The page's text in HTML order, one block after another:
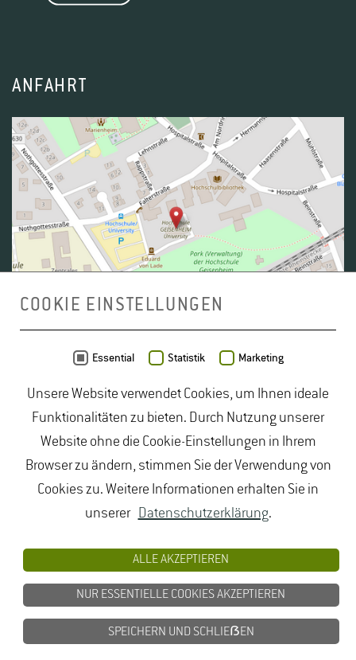
ANFAHRT
OpenStreetMap - Veröffentlicht unterODbL
duales Studium Gartenbau| Gartenbau Studium|
Lebensmittelrecht Studium|Lebensmittelsicherheit
Studium| Naturschutz Studium|Oenologie
Studium| Studiengang Logistik|Studiengänge
Lebensmittel |Studiengänge Natur| Studiengänge
Studium Landschaftsarchitektur
Studium Lebensmittel|Studium
Lebensmittelsicherheit|Studium Logistik|Studium
Studium Naturschutz|Studium
COOKIE EINSTELLUNGEN
Essential Statistik Marketing
Unsere Website verwendet Cookies, um Ihnen ideale
Funktionalitäten zu bieten. Durch Nutzung unserer
Website ohne die Cookie-Einstellungen in Ihrem
Browser zu ändern, stimmen Sie der Verwendung von
Cookies zu. Weitere Informationen erhalten Sie in
unserer Datenschutzerklärung.
ALLE AKZEPTIEREN
NUR ESSENTIELLE COOKIES AKZEPTIEREN
SPEICHERN UND SCHLIEẞEN